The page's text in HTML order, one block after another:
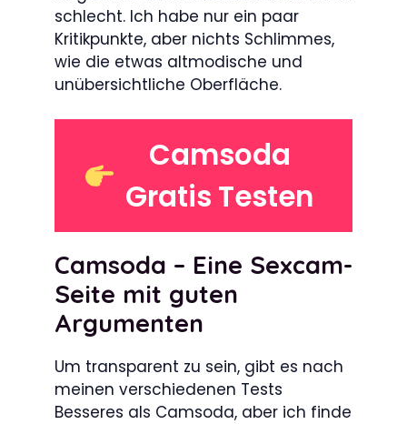
schlecht. Ich habe nur ein paar
Kritikpunkte, aber nichts Schlimmes,
wie die etwas altmodische und
unübersichtliche Oberfläche.
Camsoda
Gratis Testen
Camsoda – Eine Sexcam-
Seite mit guten
Argumenten
Um transparent zu sein, gibt es nach
meinen verschiedenen Tests
Besseres als Camsoda, aber ich finde